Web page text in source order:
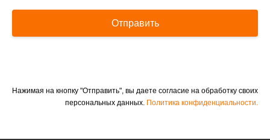
Отправить
Нажимая на кнопку "Отправить", вы даете согласие на обработку своих
персональных данных. Политика конфиденциальности.